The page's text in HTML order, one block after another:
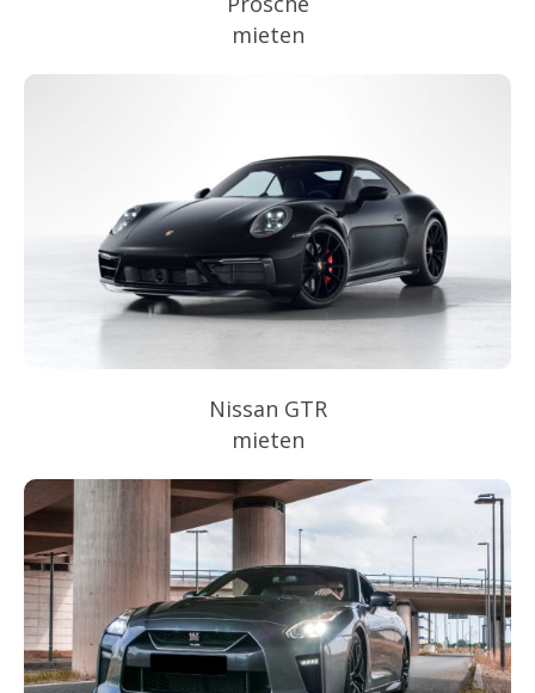
mieten
Nissan GTR
mieten